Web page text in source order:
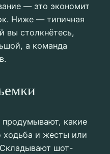
— это экономит
Ниже — типичная
вы столкнётесь,
а команда
продумывают, какие
ходьба и жесты или
шот-